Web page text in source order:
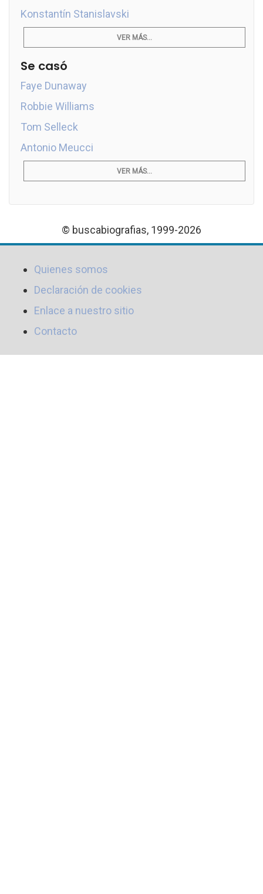
Konstantín Stanislavski
VER MÁS...
Se casó
Faye Dunaway
Robbie Williams
Tom Selleck
Antonio Meucci
VER MÁS...
© buscabiografias, 1999-2026
Quienes somos
Declaración de cookies
Enlace a nuestro sitio
Contacto